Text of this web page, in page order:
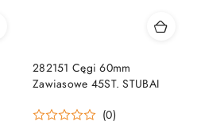
282151 Cęgi 60mm
Zawiasowe 45ST. STUBAI
(0)